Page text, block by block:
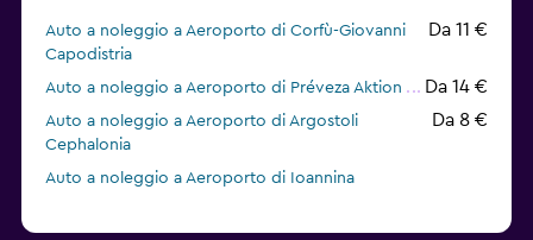
Auto a noleggio a Aeroporto di Corfù-Giovanni
Capodistria
Da 11 €
Auto a noleggio a Aeroporto di Préveza Aktion Da 14 €
Auto a noleggio a Aeroporto di Argostoli
Cephalonia
Da 8 €
Auto a noleggio a Aeroporto di Ioannina